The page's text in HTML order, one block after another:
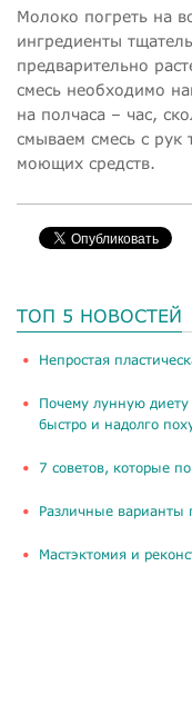
Молоко погреть на
ингредиенты
предварительно
смесь необходимо
на полчаса – час,
смываем смесь с рук
моющих средств.
ТОП 5 НОВОСТЕЙ
​Непростая
Почему лунную диету
быстро и надолго
​7 советов, которые
​Различные варианты
Мастэктомия и